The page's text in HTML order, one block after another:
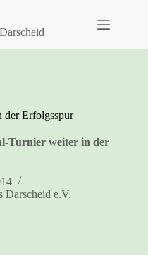
der Erfolgsspur
Turnier weiter in der
Darscheid e.V.